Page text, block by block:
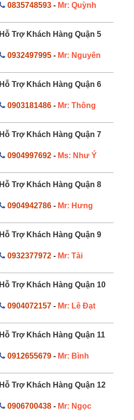
0835748593 - Mr: Quỳnh
Hỗ Trợ Khách Hàng Quận 5
0932497995 - Mr: Nguyên
Hỗ Trợ Khách Hàng Quận 6
0903181486 - Mr: Thông
Hỗ Trợ Khách Hàng Quận 7
0904997692 - Ms: Như Ý
Hỗ Trợ Khách Hàng Quận 8
0904942786 - Mr: Hưng
Hỗ Trợ Khách Hàng Quận 9
0932377972 - Mr: Tài
Hỗ Trợ Khách Hàng Quận 10
0904072157 - Mr: Lê Đạt
Hỗ Trợ Khách Hàng Quận 11
0912655679 - Mr: Bình
Hỗ Trợ Khách Hàng Quận 12
0906700438 - Mr: Ngọc